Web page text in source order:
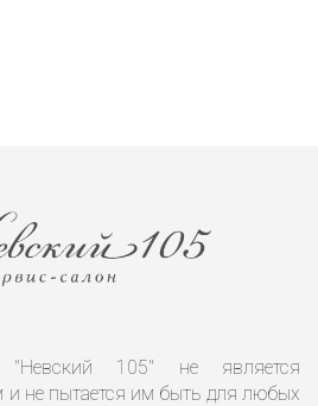
"Невский 105" не является
не пытается им быть для любых